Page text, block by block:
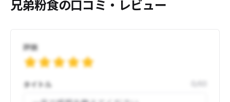
兄弟粉食の口コミ・レビュー
評価
タイトル